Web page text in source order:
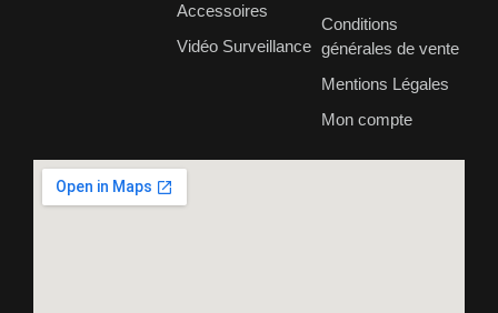
Accessoires
Vidéo Surveillance
Conditions
générales de vente
Mentions Légales
Mon compte